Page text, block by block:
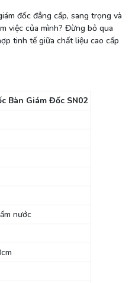
đốc đẳng cấp, sang trọng và
việc của mình? Đừng bỏ qua
tinh tế giữa chất liệu cao cấp
Bàn Giám Đốc SN02
nước